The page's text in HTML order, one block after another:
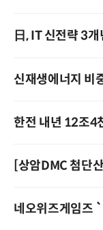
日, IT 신전략 3
신재생에너지 비
한전 내년 12조4
[상암DMC 첨단
네오위즈게임즈